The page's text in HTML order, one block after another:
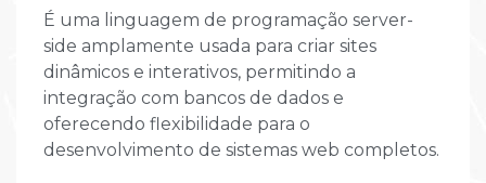
É uma linguagem de programação server-
side amplamente usada para criar sites
dinâmicos e interativos, permitindo a
integração com bancos de dados e
oferecendo flexibilidade para o
desenvolvimento de sistemas web completos.